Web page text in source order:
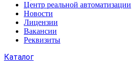
Центр реальной автоматизации
Новости
Лицензии
Вакансии
Реквизиты
Каталог